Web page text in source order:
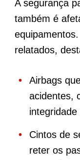
A segurança
também é
relatados,
Airbags
acidentes,
Cintos de
reter os